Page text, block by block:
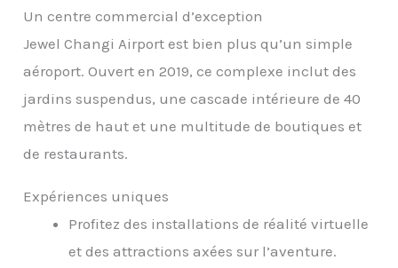
Un centre commercial d’exception
Jewel Changi Airport est bien plus qu’un simple
aéroport. Ouvert en 2019, ce complexe inclut des
jardins suspendus, une cascade intérieure de 40
mètres de haut et une multitude de boutiques et
de restaurants.
Expériences uniques
Profitez des installations de réalité virtuelle
et des attractions axées sur l’aventure.